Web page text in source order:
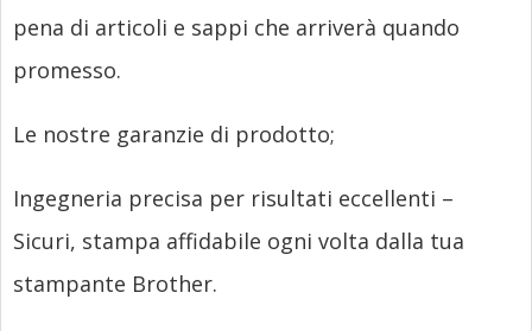
pena di articoli e sappi che arriverà quando
promesso.
Le nostre garanzie di prodotto;
Ingegneria precisa per risultati eccellenti –
Sicuri, stampa affidabile ogni volta dalla tua
stampante Brother.